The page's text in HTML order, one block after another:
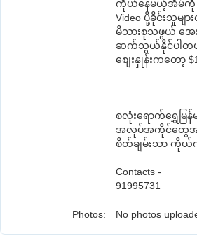
ကိုယ်နေမယ့်အိမ်ကို
Video ပို့ခိုင်းသူမ
မိသားစုသဖွယ် အေ
ဆက်သွယ်နိုင်ပါတယ်
စျေးနှုန်းကတော့
စလုံးရောက်ရွှေမြန်
အလုပ်အကိုင်တွေအဆ
စိတ်ချမ်းသာ ကိုယ်က
Contacts -
91995731
Photos: No photos